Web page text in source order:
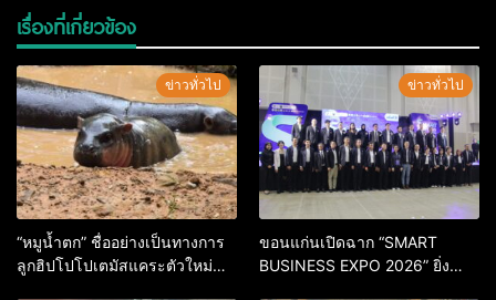
เรื่องที่เกี่ยวข้อง
ข่าวทั่วไป
“หมูน้ำตก” ชื่ออย่างเป็นทางการ
ลูกฮิปโปโปเตมัสแคระตัวใหม่
ข่าวทั่วไป
ขอนแก่นเปิดฉาก “SMART
BUSINESS EXPO 2026” ยิ่ง